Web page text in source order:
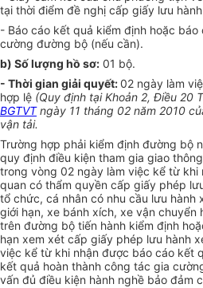
tại thời điểm đề nghị cấp giấy lưu
- Báo cáo kết quả kiểm định hoặc
cường đường bộ (nếu cần).
b) Số lượng hồ sơ: 01 bộ.
- Thời gian giải quyết:02 ngày làm
hợp lệ (Quy định tại Khoản 2, Điều 20
BGTVTngày 11 tháng 02 năm 2010
vận tải.
Trường hợp phải kiểm định đường bộ
quy định điều kiện tham gia giao
trong vòng 02 ngày làm việc kể từ khi
quan có thẩm quyền cấp giấy phép
tổ chức, cá nhân có nhu cầu lưu hành
giới hạn, xe bánh xích, xe vận chuyển
trên đường bộ tiến hành kiểm định
hạn xem xét cấp giấy phép lưu hành
việc kể từ khi nhận được báo cáo kết
kết quả hoàn thành công tác gia
vấn đủ điều kiện hành nghề bảo đảm